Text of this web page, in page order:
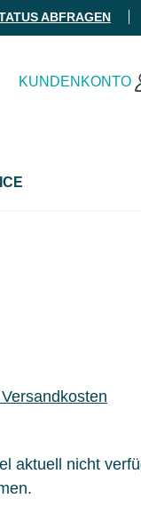
ABFRAGEN
KUNDENKONTO
aktuell nicht